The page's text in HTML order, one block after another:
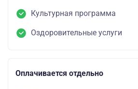
Культурная программа
Оздоровительные услуги
Оплачивается отдельно